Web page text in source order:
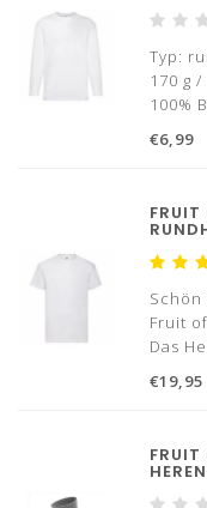
Typ:
170 g
100%
✓
€6,99
Fruit
Das
100%
100 %
€19,95
FRUIT